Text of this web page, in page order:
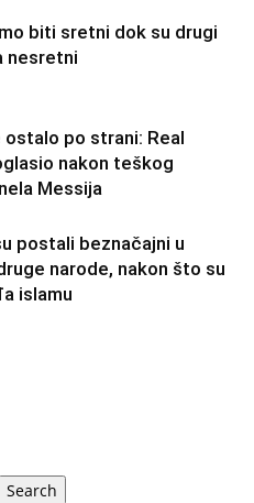
biti sretni dok su drugi
nesretni
ostalo po strani: Real
nakon teškog
Messija
postali beznačajni u
narode, nakon što su
islamu
Search